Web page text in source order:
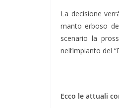
La decisione
manto erboso
scenario la
nell’impianto del
Ecco le attuali